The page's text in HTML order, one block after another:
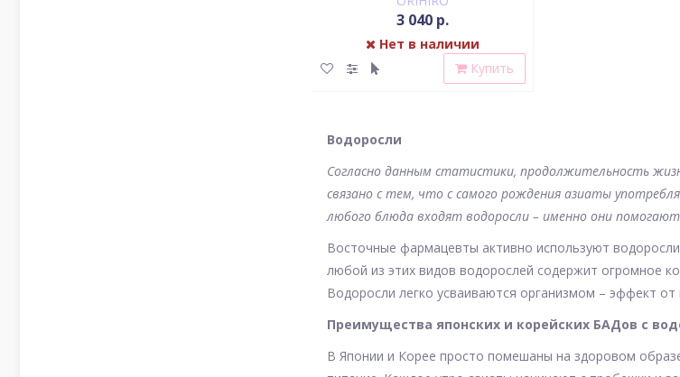
3 040 р.
Нет в наличии
Купить
Водоросли
Согласно данным статистики, продолжительность
связано с тем, что с самого рождения азиаты
любого блюда входят водоросли – именно они
Восточные фармацевты активно используют
любой из этих видов водорослей содержит огромное
Водоросли легко усваиваются организмом – эффект
Преимущества японских и корейских БАДов с
В Японии и Корее просто помешаны на здоровом